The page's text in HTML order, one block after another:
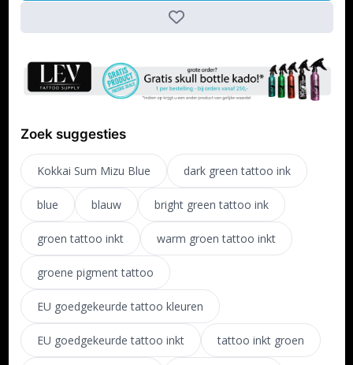
Zoek suggesties
Kokkai Sum Mizu Blue dark green tattoo ink
blue blauw bright green tattoo ink
groen tattoo inkt warm groen tattoo inkt
groene pigment tattoo
EU goedgekeurde tattoo kleuren
EU goedgekeurde tattoo inkt tattoo inkt groen